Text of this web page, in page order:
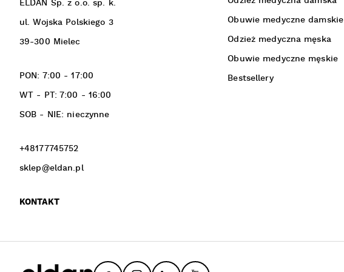
ELDAN Sp. z o.o. sp. k.
ul. Wojska Polskiego 3
39-300 Mielec
PON: 7:00 - 17:00
WT - PT: 7:00 - 16:00
SOB - NIE: nieczynne
+48177745752
sklep@eldan.pl
KONTAKT
Obuwie medyczne damskie
Odzież medyczna męska
Obuwie medyczne męskie
Bestsellery